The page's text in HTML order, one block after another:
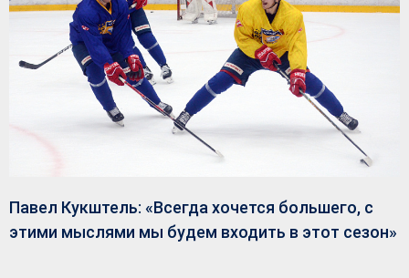
Павел Кукштель: «Всегда хочется большего, с
этими мыслями мы будем входить в этот сезон»